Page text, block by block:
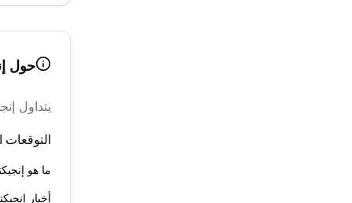
حول
يتداول
التوقعات
ما هو
أخبار